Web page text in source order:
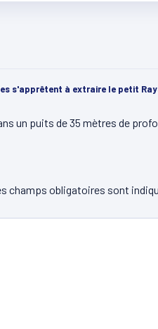
s'apprêtent à extraire le petit
un puits de 35 mètres de
champs obligatoires sont